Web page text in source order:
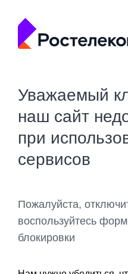
Уважаемый
наш сайт
при
сервисов
Пожалуйста,
воспользуйтесь
блокировки